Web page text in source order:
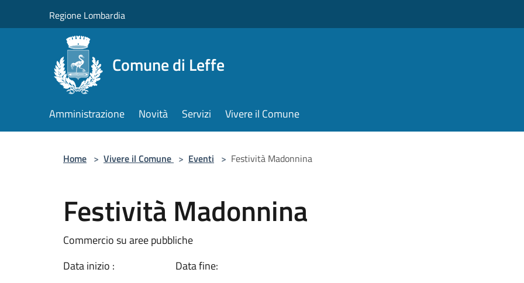
Regione Lombardia
Comune di Leffe
Amministrazione Novità Servizi Vivere il Comune
Home > Vivere il Comune > Eventi > Festività Madonnina
Festività Madonnina
Commercio su aree pubbliche
Data inizio :
Data fine: